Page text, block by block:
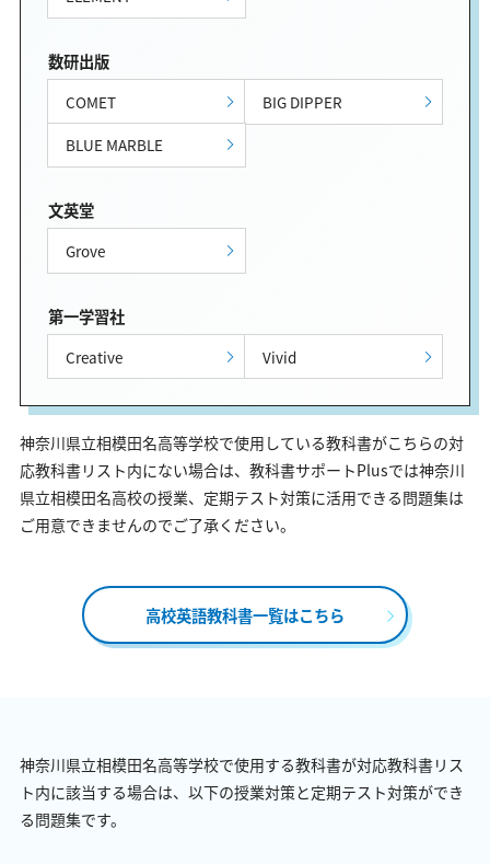
数研出版
COMET
BIG DIPPER
BLUE MARBLE
文英堂
Grove
第一学習社
Creative Vivid
神奈川県立相模田名高等学校で使用している教科書がこちらの対
応教科書リスト内にない場合は、教科書サポートPlusでは神奈川
県立相模田名高校の授業、定期テスト対策に活用できる問題集は
ご用意できませんのでご了承ください。
高校英語教科書一覧はこちら
神奈川県立相模田名高等学校で使用する教科書が対応教科書リス
ト内に該当する場合は、以下の授業対策と定期テスト対策ができ
る問題集です。